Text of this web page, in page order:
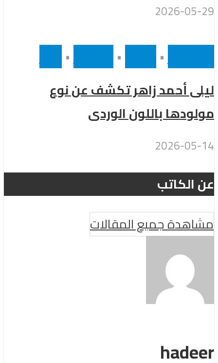
2026-05-29
•
•
•
ليلى أحمد زاهر تكشف عن نوع
مولودها باللون الوردى
2026-05-14
عن الكاتب
مشاهدة جميع المقالات
hadeer